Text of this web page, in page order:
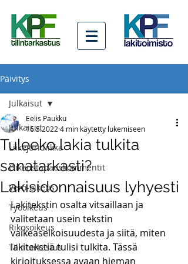
Päivitys
Julkaisut
Liikejuridiikka
Oikeustapauskommentit
Vero-oikeus
Työoikeus
Rikosoikeus
Tilintarkastus
Julkaisut
Tuleeko lakia tulkita
sanatarkasti?
Lakisidonnaisuus lyhyesti
Eelis Paukku
16.5.2022 4 min käytetty lukemiseen
Lakitekstin osalta vitsaillaan ja
valitetaan usein tekstin
vaikeaselkoisuudesta ja siitä, miten
lakitekstiä tulisi tulkita. Tässä
kirjoituksessa avaan hieman